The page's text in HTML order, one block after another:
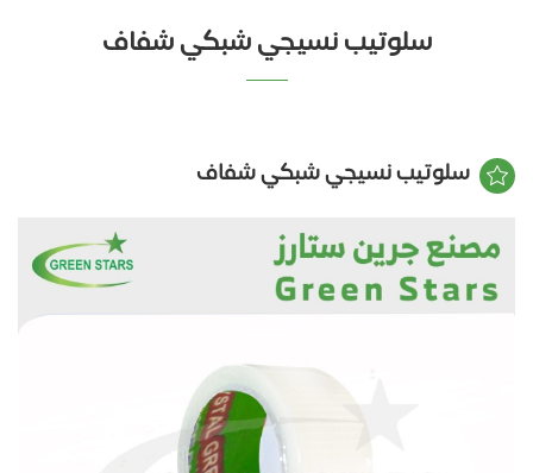
سلوتيب نسيجي شبكي شفاف
سلوتيب نسيجي شبكي شفاف